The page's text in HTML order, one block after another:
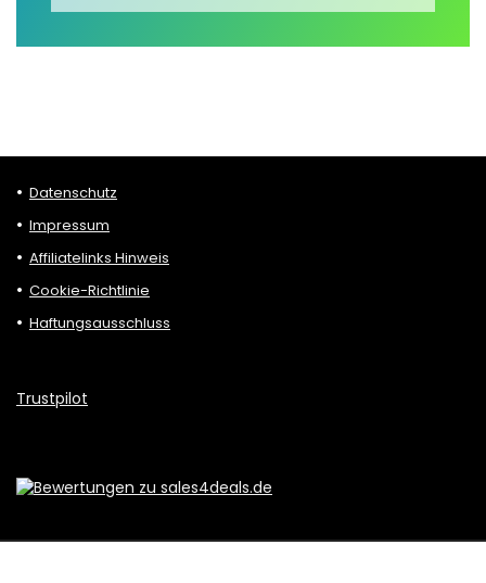
Datenschutz
Impressum
Affiliatelinks Hinweis
Cookie-Richtlinie
Haftungsausschluss
Trustpilot